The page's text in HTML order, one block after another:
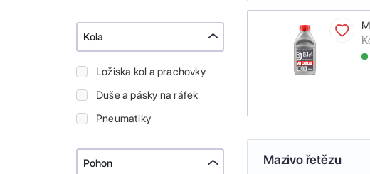
Kola
Ložiska kol a prachovky
Duše a pásky na ráfek
Pneumatiky
Pohon Mazivo řetězu